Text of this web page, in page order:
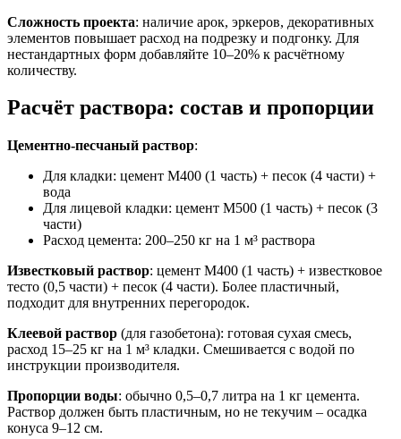
Сложность проекта: наличие арок, эркеров, декоративных
элементов повышает расход на подрезку и подгонку. Для
нестандартных форм добавляйте 10–20% к расчётному
количеству.
Расчёт раствора: состав и пропорции
Цементно-песчаный раствор:
Для кладки: цемент М400 (1 часть) + песок (4 части) +
вода
Для лицевой кладки: цемент М500 (1 часть) + песок (3
части)
Расход цемента: 200–250 кг на 1 м³ раствора
Известковый раствор: цемент М400 (1 часть) + известковое
тесто (0,5 части) + песок (4 части). Более пластичный,
подходит для внутренних перегородок.
Клеевой раствор (для газобетона): готовая сухая смесь,
расход 15–25 кг на 1 м³ кладки. Смешивается с водой по
инструкции производителя.
Пропорции воды: обычно 0,5–0,7 литра на 1 кг цемента.
Раствор должен быть пластичным, но не текучим – осадка
конуса 9–12 см.